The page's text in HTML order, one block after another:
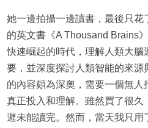
她一邊拍攝一邊讀書，最後只
的英文書《A Thousand Brains
快速崛起的時代，理解人類大腦
要，並深度探討人類智能的來源
的內容頗為深奧，需要一個無
真正投入和理解。雖然買了很久
遲未能讀完。然而，當天我只用